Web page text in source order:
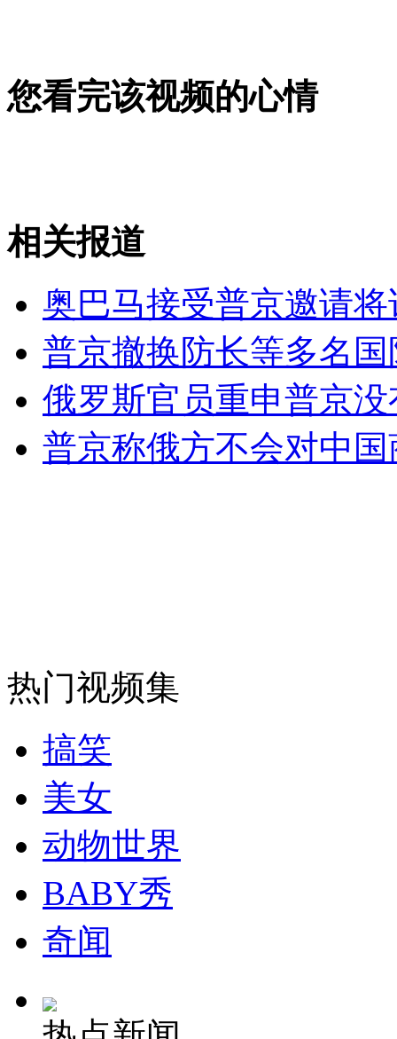
无痛分娩是否安全 医生回应
外交部：反对强权政治霸凌主义
外交部：有关国家言论片面不公正
消防员救轻生者
纽约上演“枕头大战”
您看完该视频的心情
相关报道
奥巴马接受普京邀请
普京撤换防长等多名
俄罗斯官员重申普京
普京称俄方不会对中
热门视频集
搞笑
美女
动物世界
BABY秀
奇闻